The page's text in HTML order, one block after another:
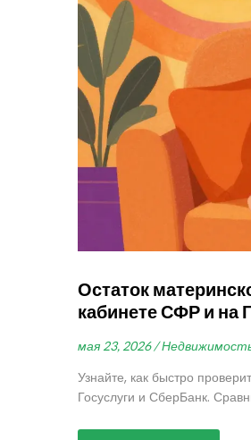
Остаток
кабинете СФР и на
мая 23, 2026 /
Узнайте, как быстро
Госуслуги и СберБанк.